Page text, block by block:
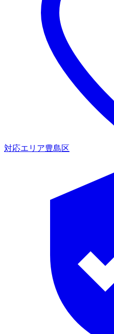
対応エリア豊島区